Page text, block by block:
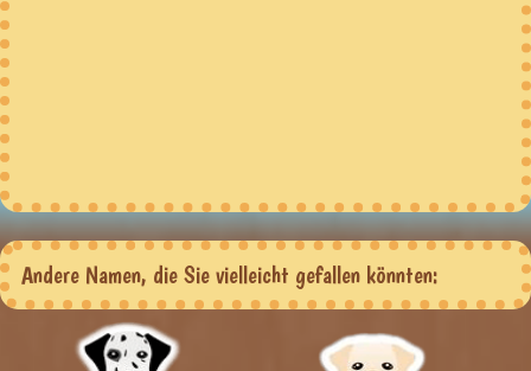
Andere Namen, die Sie vielleicht gefallen könnten: